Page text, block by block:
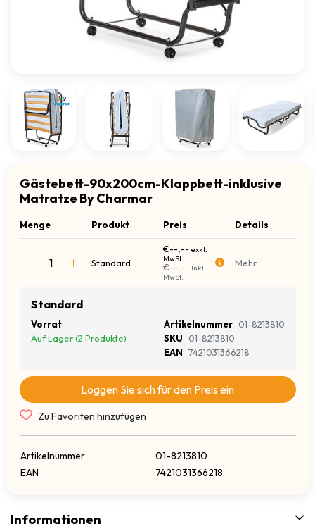
Gästebett-90x200cm-Klappbett-inklusive
Matratze By Charmar
Menge Produkt Preis Details
Standard
€--,-- exkl.
MwSt.
€--,-- Inkl.
MwSt.
Mehr
Standard
Vorrat
Auf Lager (2 Produkte)
Artikelnummer 01-8213810
SKU
01-8213810
EAN 7421031366218
Loggen Sie sich für den Preis ein
Zu Favoriten hinzufügen
Artikelnummer
01-8213810
EAN
7421031366218
Informationen